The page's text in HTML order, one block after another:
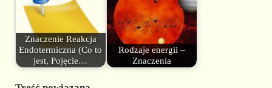
Znaczenie Reakcja
Endotermiczna (Co to
jest, Pojęcie…
Rodzaje energii –
Znaczenia